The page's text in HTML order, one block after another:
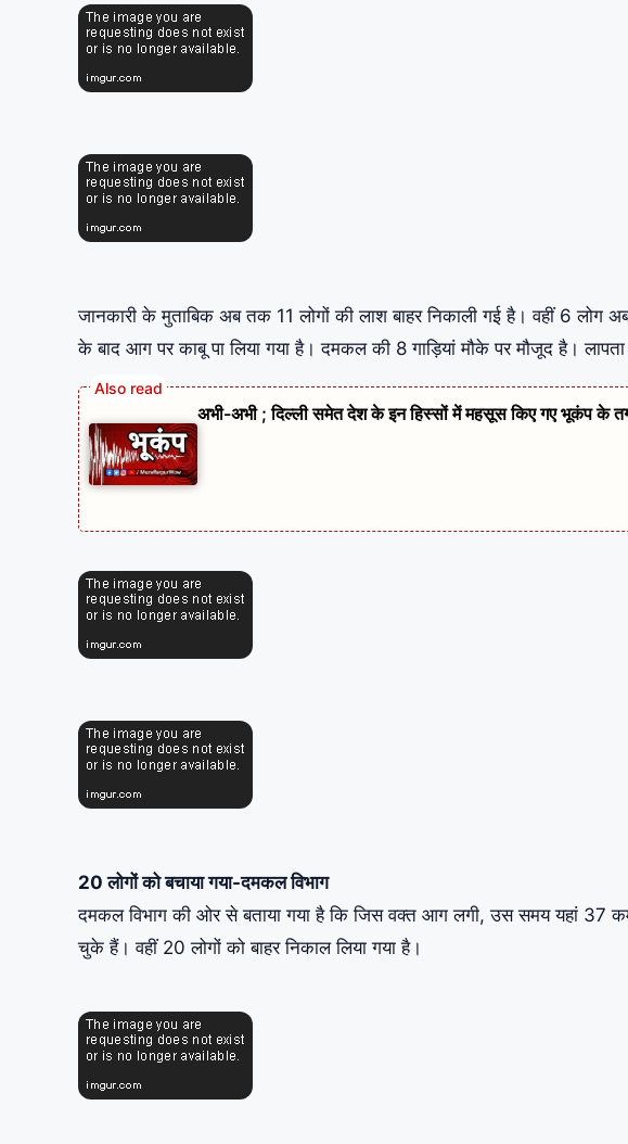
जानकारी के मुताबिक अब तक 11 लोगों की लाश बाहर निकाली गई है। वहीं 6
के बाद आग पर काबू पा लिया गया है। दमकल की 8 गाड़ियां मौके पर मौजूद है। लापता
अभी-अभी ; दिल्ली समेत देश के इन हिस्सों में महसूस किए गए भूकंप के
20 लोगों को बचाया गया-दमकल विभाग
दमकल विभाग की ओर से बताया गया है कि जिस वक्त आग लगी, उस समय यहां 37
चुके हैं। वहीं 20 लोगों को बाहर निकाल लिया गया है।